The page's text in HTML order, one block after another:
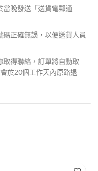
當晚發送「送貨電郵通
正確無誤，以便送貨人員
取得聯絡，訂單將自動取
於20個工作天內原路退